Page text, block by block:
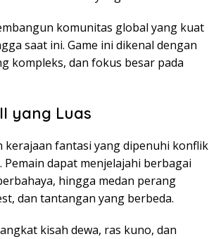
komunitas global yang kuat
saat ini. Game ini dikenal dengan
kompleks, dan fokus besar pada
yang Luas
kerajaan fantasi yang dipenuhi konflik
dapat menjelajahi berbagai
hingga medan perang
dan tantangan yang berbeda.
kisah dewa, ras kuno, dan